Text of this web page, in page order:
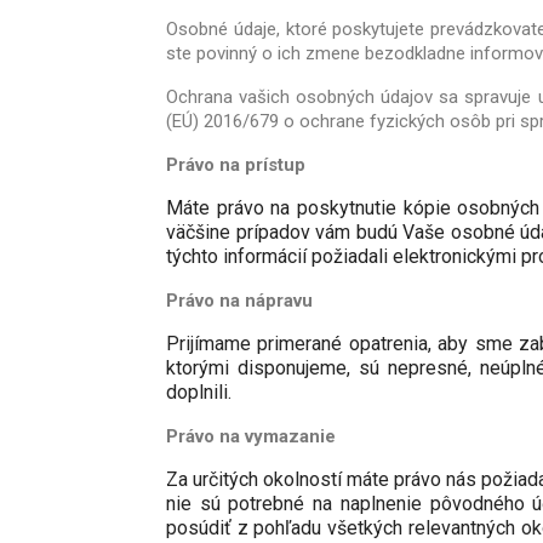
Osobné údaje, ktoré poskytujete
ste povinný o ich zmene bezodkladne
Ochrana vašich osobných údajov sa
(EÚ) 2016/679 o ochrane fyzických osôb pri
Právo na prístup
Máte právo na poskytnutie kópie
väčšine prípadov vám budú Vaše osobné
týchto informácií požiadali elektronickými
Právo na nápravu
Prijímame primerané opatrenia, aby sme
ktorými disponujeme, sú nepresné,
doplnili.
Právo na vymazanie
Za určitých okolností máte právo nás
nie sú potrebné na naplnenie pôvodného
posúdiť z pohľadu všetkých relevantných